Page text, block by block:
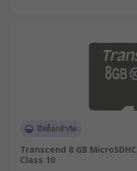
มีสต็อกจำกัด
Transcend 8 GB
Class 10